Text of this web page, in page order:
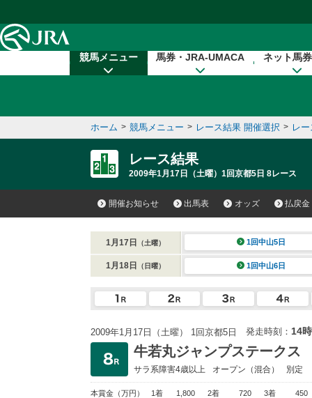
競馬メニュー 馬券・JRA-UMACA ネット馬
ホーム > 競馬メニュー > レース結果 開催選択 > レ
レース結果
2009年1月17日（土曜）1回京都5日 8レース
開催お知らせ 出馬表 オッズ 払戻金
1月17日 （土曜） 1回中山5日
1月18日 （日曜） 1回中山6日
2009年1月17日（土曜） 1回京都5日 発走時刻： 14
牛若丸ジャンプステークス
サラ系障害4歳以上 オープン （混合） 別定
本賞金 （万円） 1着 1,800 2着 720 3着
450